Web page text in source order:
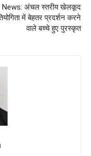
News: अंचल स्तरीय खेलकूद
में बेहतर प्रदर्शन करने
वाले बच्चे हुए पुरस्कृत